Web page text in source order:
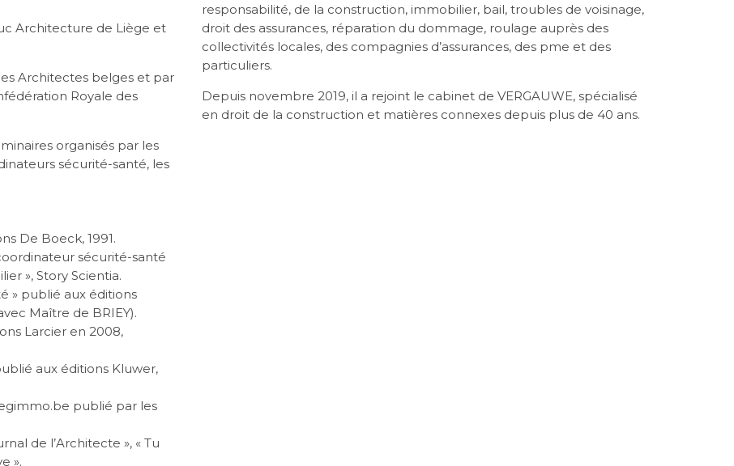
Architecture de Liège et
Architectes belges et par
Royale des
organisés par les
sécurité-santé, les
De Boeck, 1991.
sécurité-santé
», Story Scientia.
» publié aux éditions
Maître de BRIEY).
Larcier en 2008,
aux éditions Kluwer,
publié par les
de l’Architecte », « Tu
».
responsabilité, de la construction, immobilier, bail, troubles de voisinage,
droit des assurances, réparation du dommage, roulage auprès des
collectivités locales, des compagnies d’assurances, des pme et des
particuliers.
Depuis novembre 2019, il a rejoint le cabinet de VERGAUWE, spécialisé
en droit de la construction et matières connexes depuis plus de 40 ans.